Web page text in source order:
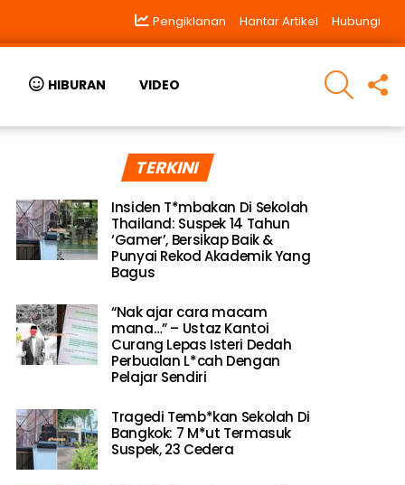
Pengiklanan Hantar Artikel Hubungi
HIBURAN VIDEO
SEARCH
TERKINI
Insiden T*mbakan Di Sekolah
Thailand: Suspek 14 Tahun
‘Gamer’, Bersikap Baik &
Punyai Rekod Akademik Yang
Bagus
“Nak ajar cara macam
mana…” – Ustaz Kantoi
Curang Lepas Isteri Dedah
Perbualan L*cah Dengan
Pelajar Sendiri
Tragedi Temb*kan Sekolah Di
Bangkok: 7 M*ut Termasuk
Suspek, 23 Cedera